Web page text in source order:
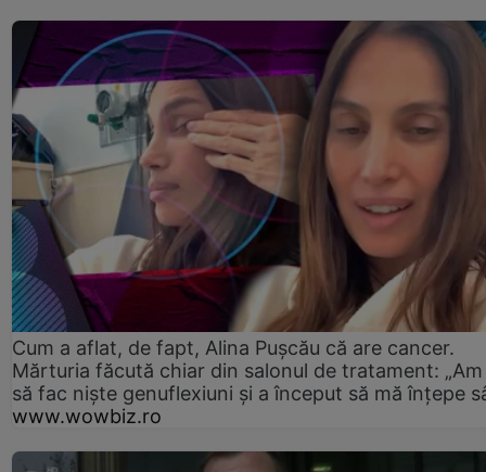
Cum a aflat, de fapt, Alina Pușcău că are cancer.
Mărturia făcută chiar din salonul de tratament:
să fac niște genuflexiuni și a început să mă înțepe
www.wowbiz.ro